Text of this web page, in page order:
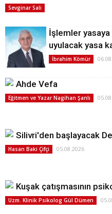
Sevginar Sali
İşlemler
uyulacak yasa
İbrahim Kömür
Ahde Vefa
Eğitmen ve Yazar Nagihan Şanlı
Silivri'den başlayacak
Hasan Baki Çifçi 05.08.2026
Kuşak çatışmasının
Uzm. Klinik Psikolog Gül Dümen